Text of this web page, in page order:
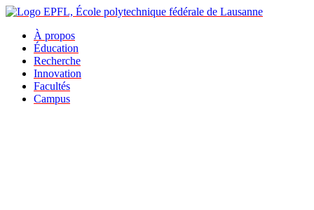
À propos
Éducation
Recherche
Innovation
Facultés
Campus